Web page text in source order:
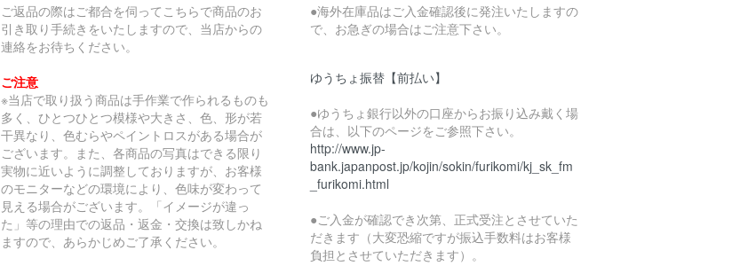
ご返品の際はご都合を伺ってこちらで商品のお
引き取り手続きをいたしますので、当店からの
連絡をお待ちください。
ご注意
※当店で取り扱う商品は手作業で作られるものも
多く、ひとつひとつ模様や大きさ、色、形が若
干異なり、色むらやペイントロスがある場合が
ございます。また、各商品の写真はできる限り
実物に近いように調整しておりますが、お客様
のモニターなどの環境により、色味が変わって
見える場合がございます。「イメージが違っ
た」等の理由での返品・返金・交換は致しかね
ますので、あらかじめご了承ください。
●海外在庫品はご入金確認後に発注いたしますの
で、お急ぎの場合はご注意下さい。
ゆうちょ振替【前払い】
●ゆうちょ銀行以外の口座からお振り込み戴く場
合は、以下のページをご参照下さい。
http://www.jp-
bank.japanpost.jp/kojin/sokin/furikomi/kj_sk_fm
_furikomi.html
●ご入金が確認でき次第、正式受注とさせていた
だきます（大変恐縮ですが振込手数料はお客様
負担とさせていただきます）。